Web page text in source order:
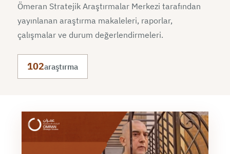
Ömeran Stratejik Araştırmalar Merkezi tarafından
yayınlanan araştırma makaleleri, raporlar,
çalışmalar ve durum değerlendirmeleri.
102araştırma